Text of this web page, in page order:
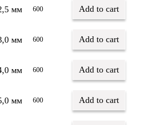
мм 600 Add to cart
мм 600 Add to cart
мм 600 Add to cart
мм 600 Add to cart